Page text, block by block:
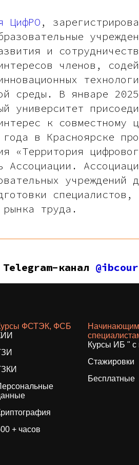
ЦифРО,
и
членов,
среды. В январе
университет
к совместному
в Красноярске
«Территория
Ассоциации.
учреждений
специалистов,
рынка труда.
канал
ФСТЭК, ФСБ
+ часов
Начинающим
Курсы ИБ " с
Стажировки
Бесплатные